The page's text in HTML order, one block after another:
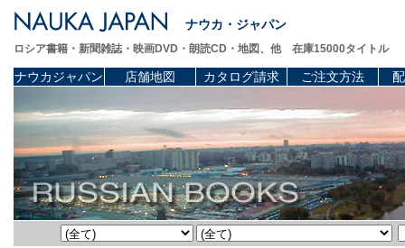
ナウカ・ジャパン
ロシア書籍・新聞雑誌・映画DVD・朗読CD・地図、他 在庫15000タイトル
ナウカジャパン 店舗地図 カタログ請求 ご注文方法